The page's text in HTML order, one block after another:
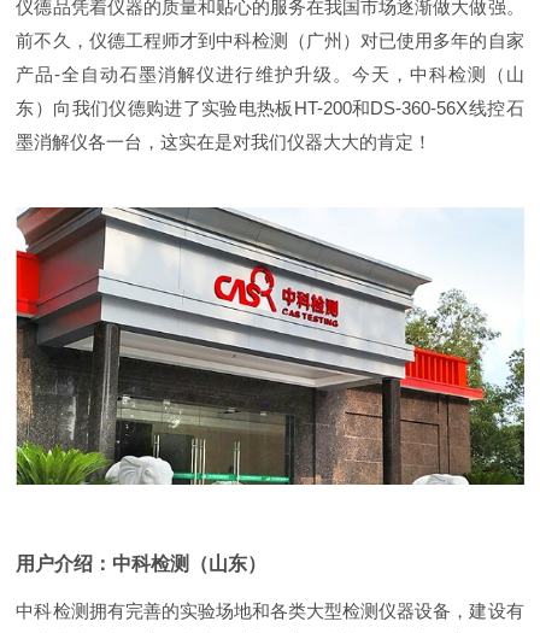
仪德品凭着仪器的质量和贴心的服务在我国市场逐渐做大做强。
前不久，仪德工程师才到中科检测（广州）对已使用多年的自家
产品-全自动石墨消解仪进行维护升级。今天，中科检测（山
东）向我们仪德购进了实验电热板HT-200和DS-360-56X线控石
墨消解仪各一台，这实在是对我们仪器大大的肯定！
用户介绍：中科检测（山东）
中科检测拥有完善的实验场地和各类大型检测仪器设备，建设有